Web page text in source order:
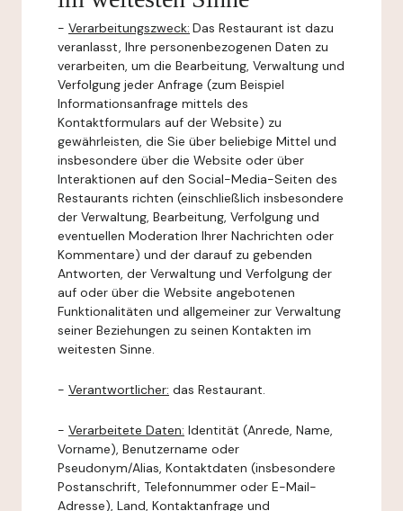
- Verarbeitungszweck: Das Restaurant ist dazu
veranlasst, Ihre personenbezogenen Daten zu
verarbeiten, um die Bearbeitung, Verwaltung und
Verfolgung jeder Anfrage (zum Beispiel
Informationsanfrage mittels des
Kontaktformulars auf der Website) zu
gewährleisten, die Sie über beliebige Mittel und
insbesondere über die Website oder über
Interaktionen auf den Social-Media-Seiten des
Restaurants richten (einschließlich insbesondere
der Verwaltung, Bearbeitung, Verfolgung und
eventuellen Moderation Ihrer Nachrichten oder
Kommentare) und der darauf zu gebenden
Antworten, der Verwaltung und Verfolgung der
auf oder über die Website angebotenen
Funktionalitäten und allgemeiner zur Verwaltung
seiner Beziehungen zu seinen Kontakten im
weitesten Sinne.
- Verantwortlicher: das Restaurant.
- Verarbeitete Daten: Identität (Anrede, Name,
Vorname), Benutzername oder
Pseudonym/Alias, Kontaktdaten (insbesondere
Postanschrift, Telefonnummer oder E-Mail-
Adresse), Land, Kontaktanfrage und